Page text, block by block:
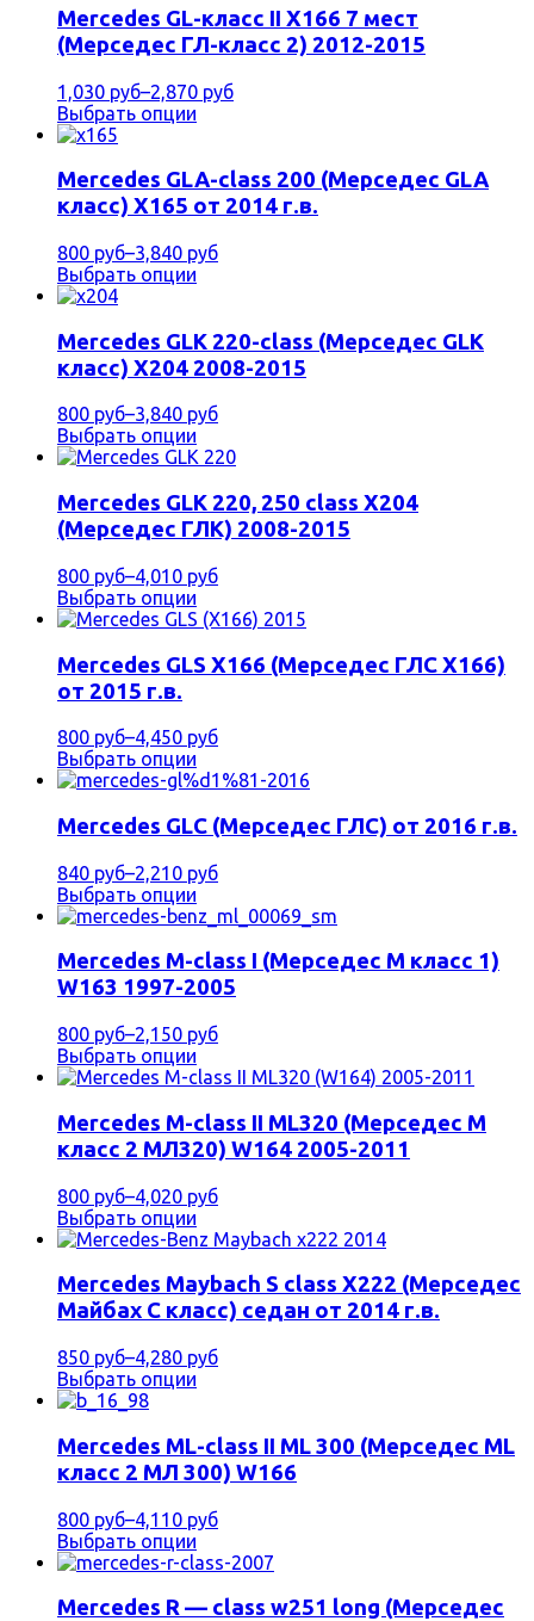
Mercedes GL-класс II X166 7 мест
(Мерседес ГЛ-класс 2) 2012-2015
1,030 руб–2,870 руб
Выбрать опции
Mercedes GLA-class 200 (Мерседес GLA
класс) X165 от 2014 г.в.
800 руб–3,840 руб
Выбрать опции
Mercedes GLK 220-class (Мерседес GLK
класс) Х204 2008-2015
800 руб–3,840 руб
Выбрать опции
Mercedes GLK 220, 250 class Х204
(Мерседес ГЛК) 2008-2015
800 руб–4,010 руб
Выбрать опции
Mercedes GLS X166 (Мерседес ГЛС Х166)
от 2015 г.в.
800 руб–4,450 руб
Выбрать опции
Mercedes GLС (Мерседес ГЛС) от 2016 г.в.
840 руб–2,210 руб
Выбрать опции
Mercedes M-class I (Мерседес М класс 1)
W163 1997-2005
800 руб–2,150 руб
Выбрать опции
Mercedes M-class II ML320 (Мерседес М
класс 2 МЛ320) W164 2005-2011
800 руб–4,020 руб
Выбрать опции
Mercedes Maybach S class X222 (Мерседес
Майбах С класс) седан от 2014 г.в.
850 руб–4,280 руб
Выбрать опции
Mercedes ML-class II ML 300 (Мерседес ML
класс 2 МЛ 300) W166
800 руб–4,110 руб
Выбрать опции
Mercedes R — class w251 long (Мерседес